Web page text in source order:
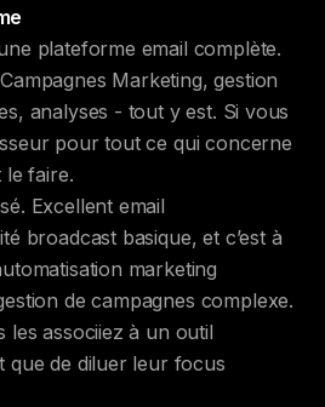
plateforme email complète.
Marketing, gestion
analyses - tout y est. Si vous
pour tout ce qui concerne
le faire.
Excellent email
broadcast basique, et c’est à
marketing
de campagnes complexe.
associiez à un outil
que de diluer leur focus